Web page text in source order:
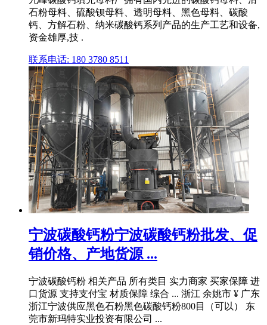
石粉母料、硫酸钡母料、透明母料、黑色母料、碳酸
钙、方解石粉、纳米碳酸钙系列产品的生产工艺和设备,
资金雄厚,技 .
联系电话: 180 3780 8511
宁波碳酸钙粉宁波碳酸钙粉批发、促
销价格、产地货源 ...
宁波碳酸钙粉 相关产品 所有类目 实力商家 买家保障 进
口货源 支持支付宝 材质保障 综合 ... 浙江 余姚市 ¥ 广东
浙江宁波供应黑色石粉黑色碳酸钙粉800目（可以） 东
莞市新玛特实业投资有限公司 ...